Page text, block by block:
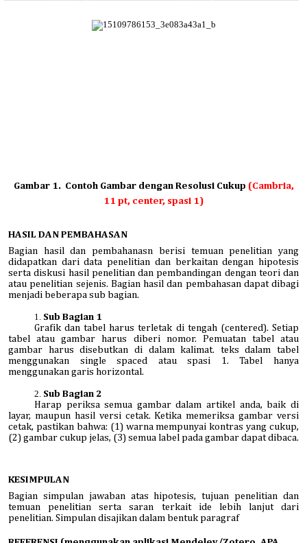
Gambar 1. Contoh Gambar dengan Resolusi Cukup (Cambria,
11 pt, center, spasi 1)
HASIL DAN PEMBAHASAN
Bagian hasil dan pembahanasn berisi temuan penelitian yang
didapatkan dari data penelitian dan berkaitan dengan hipotesis
serta diskusi hasil penelitian dan pembandingan dengan teori dan
atau penelitian sejenis. Bagian hasil dan pembahasan dapat dibagi
menjadi beberapa sub bagian.
Sub Bagian 1
Grafik dan tabel harus terletak di tengah (centered). Setiap
tabel atau gambar harus diberi nomor. Pemuatan tabel atau
gambar harus disebutkan di dalam kalimat. teks dalam tabel
menggunakan single spaced atau spasi 1. Tabel hanya
menggunakan garis horizontal.
Sub Bagian 2
Harap periksa semua gambar dalam artikel anda, baik di
layar, maupun hasil versi cetak. Ketika memeriksa gambar versi
cetak, pastikan bahwa: (1) warna mempunyai kontras yang cukup,
(2) gambar cukup jelas, (3) semua label pada gambar dapat dibaca.
KESIMPULAN
Bagian simpulan jawaban atas hipotesis, tujuan penelitian dan
temuan penelitian serta saran terkait ide lebih lanjut dari
penelitian. Simpulan disajikan dalam bentuk paragraf